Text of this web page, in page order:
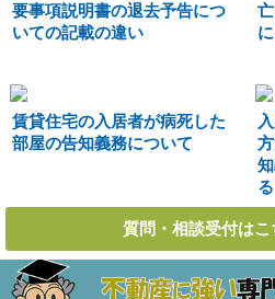
要事項説明書の退去予告につ
いての記載の違い
賃貸住宅の入居者が病死した
部屋の告知義務について
質問・相談受付はこ